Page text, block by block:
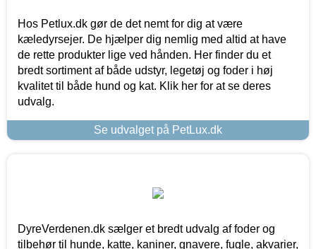
Hos Petlux.dk gør de det nemt for dig at være
kæledyrsejer. De hjælper dig nemlig med altid at have
de rette produkter lige ved hånden. Her finder du et
bredt sortiment af både udstyr, legetøj og foder i høj
kvalitet til både hund og kat. Klik her for at se deres
udvalg.
Se udvalget på PetLux.dk
DyreVerdenen.dk sælger et bredt udvalg af foder og
tilbehør til hunde, katte, kaniner, gnavere, fugle, akvarier,